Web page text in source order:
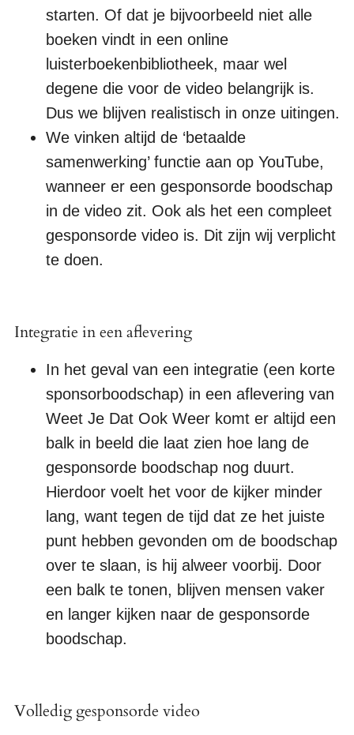
starten. Of dat je bijvoorbeeld niet alle
boeken vindt in een online
luisterboekenbibliotheek, maar wel
degene die voor de video belangrijk is.
Dus we blijven realistisch in onze uitingen.
We vinken altijd de ‘betaalde
samenwerking’ functie aan op YouTube,
wanneer er een gesponsorde boodschap
in de video zit. Ook als het een compleet
gesponsorde video is. Dit zijn wij verplicht
te doen.
Integratie in een aflevering
In het geval van een integratie (een korte
sponsorboodschap) in een aflevering van
Weet Je Dat Ook Weer komt er altijd een
balk in beeld die laat zien hoe lang de
gesponsorde boodschap nog duurt.
Hierdoor voelt het voor de kijker minder
lang, want tegen de tijd dat ze het juiste
punt hebben gevonden om de boodschap
over te slaan, is hij alweer voorbij. Door
een balk te tonen, blijven mensen vaker
en langer kijken naar de gesponsorde
boodschap.
Volledig gesponsorde video